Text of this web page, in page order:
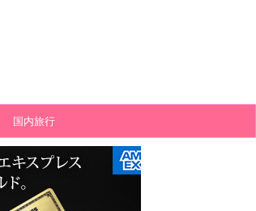
国内旅行